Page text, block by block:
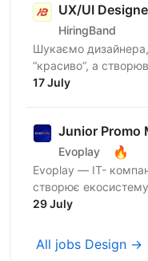
UX/UI
HiringBand
Шукаємо
“красиво”, а
першого погляду та
17 July
Junior Promo
Evoplay 🔥
Evoplay — ІТ-
створює екосистему
онлайн-ігрової
29 July
All jobs Design →